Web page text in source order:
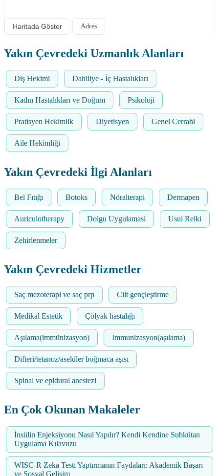
Haritada Göster Adres
Yakın Çevredeki Uzmanlık Alanları
Diş Hekimi Dahiliye - İç Hastalıkları
Kadın Hastalıkları ve Doğum Psikoloji
Pratisyen Hekimlik Diyetisyen Genel Cerrahi
Aile Hekimliği
Yakın Çevredeki İlgi Alanları
Bel Fıtığı Botoks Nöralterapi Dermapen
Auriculotherapy Dolgu Uygulamasi Usui Reiki
Zehirlenmeler
Yakın Çevredeki Hizmetler
Saç mezoterapi ve saç prp Cilt gençleştirme
Medikal Estetik Çölyak hastalığı
Aşılama(immünizasyon) Immunizasyon(aşılama)
Difteri/tetanoz/aselüler boğmaca aşısı
Spinal ve epidural anestezi
En Çok Okunan Makaleler
İnsülin Enjeksiyonu Nasıl Yapılır? Kendi Kendine Subkütan
Uygulama Kılavuzu
WISC-R Zeka Testi Yaptırmanın Faydaları: Akademik Başarı
ve Sosyal Gelişim